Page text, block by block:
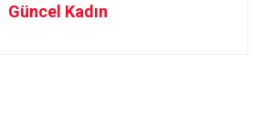
Güncel Kadın